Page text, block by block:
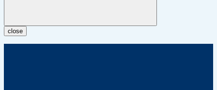
close